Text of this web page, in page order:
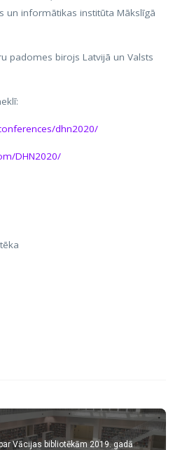
un informātikas institūta Mākslīgā
padomes birojs Latvijā un Valsts
dhn2020/
DHN2020/
Vācijas bibliotēkām 2019. gadā